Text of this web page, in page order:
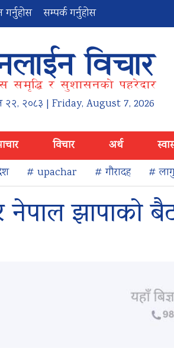
गर्नुहोस सम्पर्क गर्नुहोस
२२, २०८३ | Friday, August 7, 2026
विचार अर्थ
# upachar # गौरादह #
नेपाल झापाको